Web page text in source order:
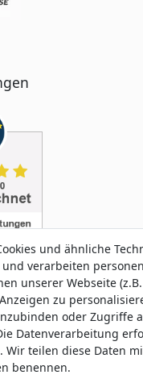
Kontakt
Sie einen Rückruf?
und ähnliche
verarbeiten
unserer Webseite
zu
oder Zugriffe
Datenverarbeitung
Wir teilen diese Daten
benennen.